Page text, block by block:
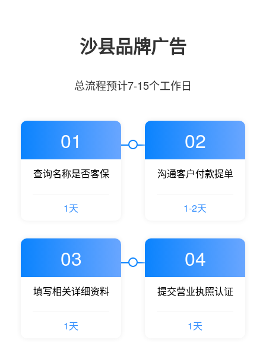
沙县品牌广告
总流程预计7-15个工作日
01
查询名称是否客保
1天
02
沟通客户付款提单
1-2天
03
填写相关详细资料
1天
04
提交营业执照认证
1天